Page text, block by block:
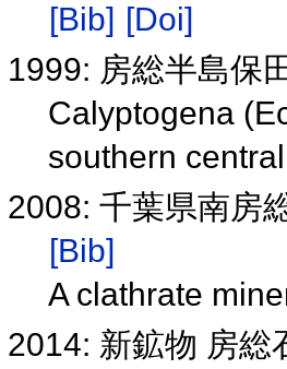
[Bib] [Doi]
1999: 房総半島保
Calyptogena
southern
2008: 千葉県南房
[Bib]
A clathrate
2014: 新鉱物 房総